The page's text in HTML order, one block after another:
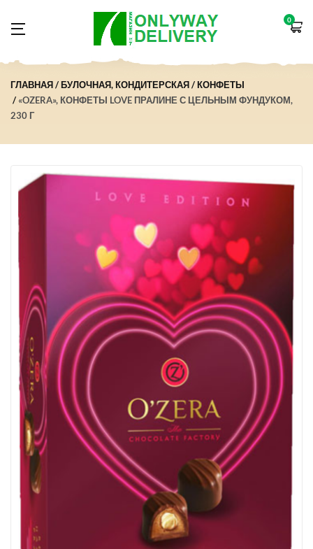
0
ГЛАВНАЯ БУЛОЧНАЯ, КОНДИТЕРСКАЯ
КОНФЕТЫ
«OZERA», КОНФЕТЫ LOVE ПРАЛИНЕ С ЦЕЛЬНЫМ ФУНДУКОМ,
230 Г